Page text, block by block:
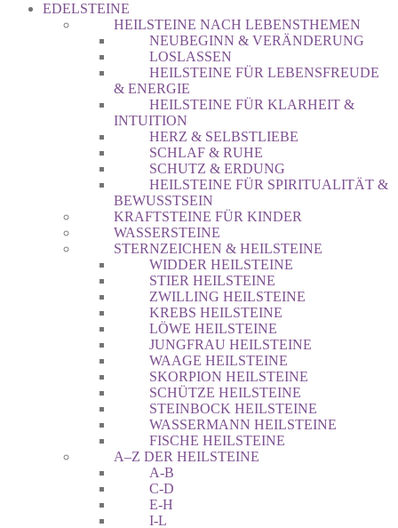
EDELSTEINE
HEILSTEINE NACH LEBENSTHEMEN
NEUBEGINN & VERÄNDERUNG
LOSLASSEN
HEILSTEINE FÜR LEBENSFREUDE
& ENERGIE
HEILSTEINE FÜR KLARHEIT &
INTUITION
HERZ & SELBSTLIEBE
SCHLAF & RUHE
SCHUTZ & ERDUNG
HEILSTEINE FÜR SPIRITUALITÄT &
BEWUSSTSEIN
KRAFTSTEINE FÜR KINDER
WASSERSTEINE
STERNZEICHEN & HEILSTEINE
WIDDER HEILSTEINE
STIER HEILSTEINE
ZWILLING HEILSTEINE
KREBS HEILSTEINE
LÖWE HEILSTEINE
JUNGFRAU HEILSTEINE
WAAGE HEILSTEINE
SKORPION HEILSTEINE
SCHÜTZE HEILSTEINE
STEINBOCK HEILSTEINE
WASSERMANN HEILSTEINE
FISCHE HEILSTEINE
A–Z DER HEILSTEINE
A-B
C-D
E-H
I-L